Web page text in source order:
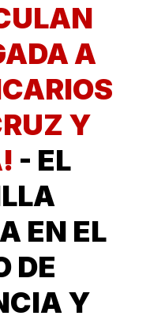
A
Y
- EL
EN EL
DE
Y